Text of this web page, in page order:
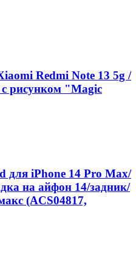
Redmi Note 13 5g /
рисунком "Magic
для iPhone 14 Pro Max/
на айфон 14/задник/
(ACS04817,